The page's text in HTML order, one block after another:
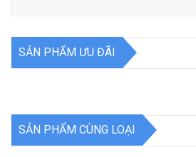
SẢN PHẨM ƯU ĐÃI
SẢN PHẨM CÙNG LOẠI